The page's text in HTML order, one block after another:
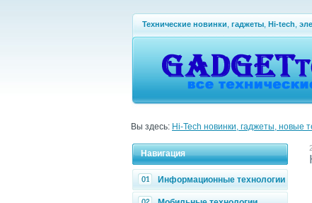
Технические новинки гаджеты Hi-tech
Вы здесь: Hi-Tech новинки, гаджеты, новые
Навигация
Информационные технологии